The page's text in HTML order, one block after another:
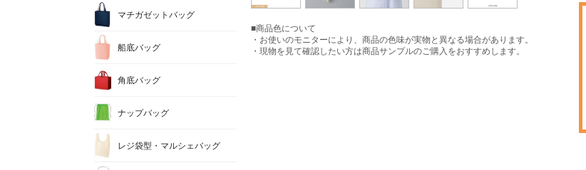
■商品色について
・お使いのモニターにより、商品の色味が実物と異なる場合があります。
・現物を見て確認したい方は商品サンプルのご購入をおすすめします。
マチガゼットバッグ
船底バッグ
角底バッグ
ナップバッグ
レジ袋型・マルシェバッグ